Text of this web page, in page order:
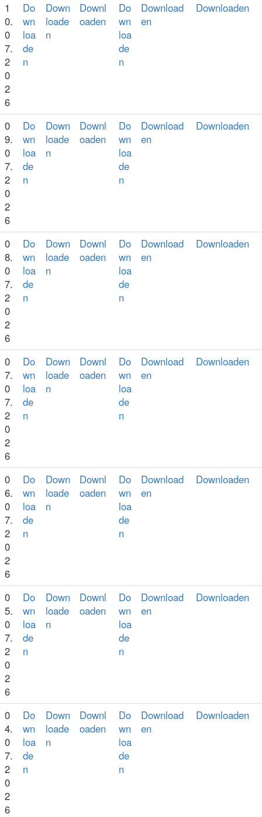
1
0.
0
7.
2
0
2
6
Do
wn
loa
de
n
Down
loade
n
Downl
oaden
Do
wn
loa
de
n
Download
en
Downloaden
0
9.
0
7.
2
0
2
6
Do
wn
loa
de
n
Down
loade
n
Downl
oaden
Do
wn
loa
de
n
Download
en
Downloaden
0
8.
0
7.
2
0
2
6
Do
wn
loa
de
n
Down
loade
n
Downl
oaden
Do
wn
loa
de
n
Download
en
Downloaden
0
7.
0
7.
2
0
2
6
Do
wn
loa
de
n
Down
loade
n
Downl
oaden
Do
wn
loa
de
n
Download
en
Downloaden
0
6.
0
7.
2
0
2
6
Do
wn
loa
de
n
Down
loade
n
Downl
oaden
Do
wn
loa
de
n
Download
en
Downloaden
0
5.
0
7.
2
0
2
6
Do
wn
loa
de
n
Down
loade
n
Downl
oaden
Do
wn
loa
de
n
Download
en
Downloaden
0
4.
0
7.
2
0
2
6
Do
wn
loa
de
n
Down
loade
n
Downl
oaden
Do
wn
loa
de
n
Download
en
Downloaden